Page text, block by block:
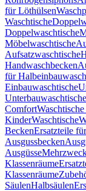
für Löthülsen
Waschtische
Doppelwaschtische
Möbelwaschtische
Aufsatzwaschtische
Handwaschbecken
für
Einbauwaschtische
Unterbauwaschtische
Comfort
KinderWaschtische
BeckenErsatzteile
Ausgussbecken
Ausgüsse
Klassenräume
Klassenräume
SäulenHalbsäulen